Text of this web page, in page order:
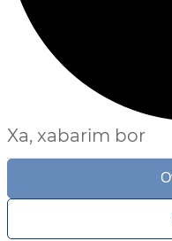
Xa, xabarim bor